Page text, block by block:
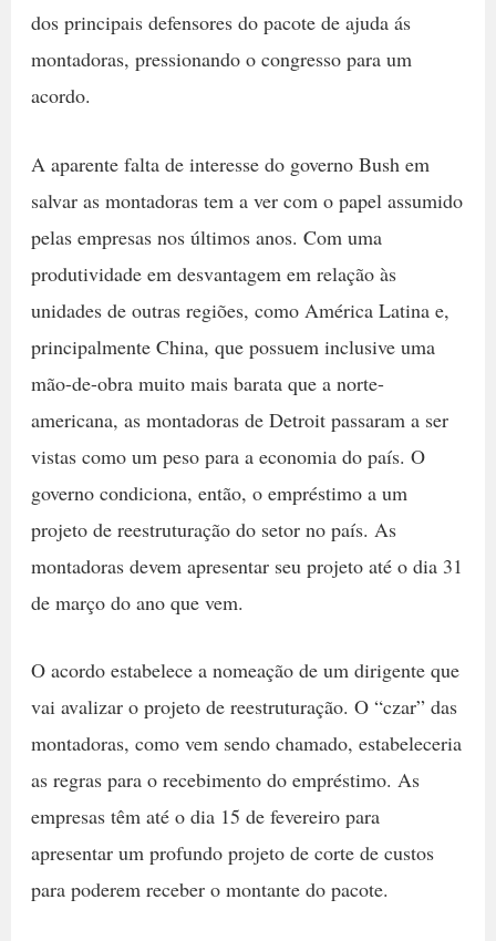
dos principais defensores do pacote de ajuda ás
montadoras, pressionando o congresso para um
acordo.
A aparente falta de interesse do governo Bush em
salvar as montadoras tem a ver com o papel assumido
pelas empresas nos últimos anos. Com uma
produtividade em desvantagem em relação às
unidades de outras regiões, como América Latina e,
principalmente China, que possuem inclusive uma
mão-de-obra muito mais barata que a norte-
americana, as montadoras de Detroit passaram a ser
vistas como um peso para a economia do país. O
governo condiciona, então, o empréstimo a um
projeto de reestruturação do setor no país. As
montadoras devem apresentar seu projeto até o dia 31
de março do ano que vem.
O acordo estabelece a nomeação de um dirigente que
vai avalizar o projeto de reestruturação. O “czar” das
montadoras, como vem sendo chamado, estabeleceria
as regras para o recebimento do empréstimo. As
empresas têm até o dia 15 de fevereiro para
apresentar um profundo projeto de corte de custos
para poderem receber o montante do pacote.